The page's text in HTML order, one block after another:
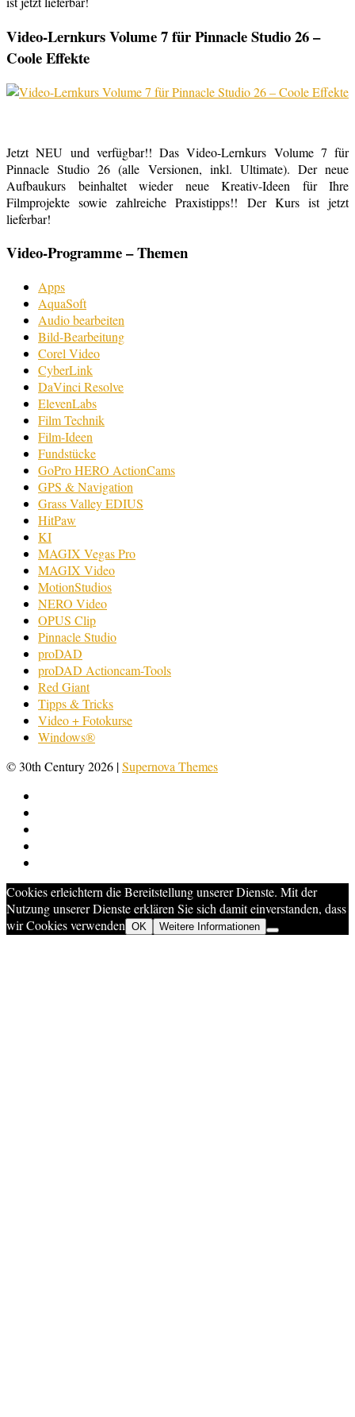
Video-Lernkurs Volume 7 für Pinnacle Studio 26 –
Coole Effekte
Jetzt NEU und verfügbar!! Das Video-Lernkurs Volume 7 für
Pinnacle Studio 26 (alle Versionen, inkl. Ultimate). Der neue
Aufbaukurs beinhaltet wieder neue Kreativ-Ideen für Ihre
Filmprojekte sowie zahlreiche Praxistipps!! Der Kurs ist jetzt
lieferbar!
Video-Programme – Themen
Apps
AquaSoft
Audio bearbeiten
Bild-Bearbeitung
Corel Video
CyberLink
DaVinci Resolve
ElevenLabs
Film Technik
Film-Ideen
Fundstücke
GoPro HERO ActionCams
GPS & Navigation
Grass Valley EDIUS
HitPaw
KI
MAGIX Vegas Pro
MAGIX Video
MotionStudios
NERO Video
OPUS Clip
Pinnacle Studio
proDAD
proDAD Actioncam-Tools
Red Giant
Tipps & Tricks
Video + Fotokurse
Windows®
© 30th Century 2026 |Supernova Themes
Cookies erleichtern die Bereitstellung unserer Dienste. Mit der
Nutzung unserer Dienste erklären Sie sich damit einverstanden, dass
wir Cookies verwenden OK Weitere Informationen